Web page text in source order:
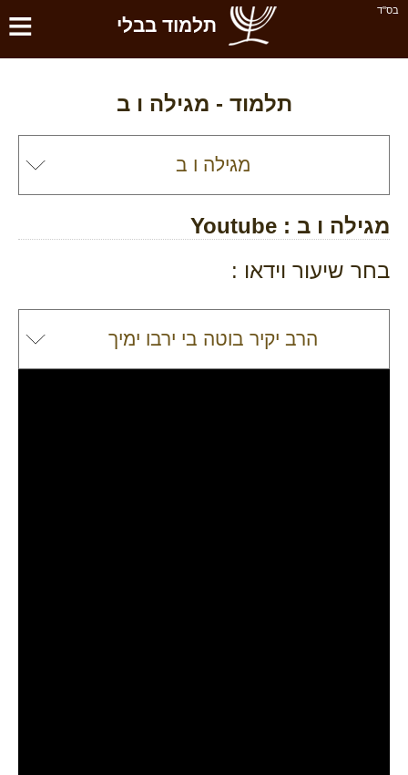
בס''ד ≡ תלמוד בבלי
תלמוד - מגילה ו ב
מגילה ו ב : Youtube
בחר שיעור וידאו :